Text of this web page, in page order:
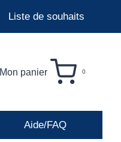
Liste de souhaits
Mon panier 0
Aide/FAQ